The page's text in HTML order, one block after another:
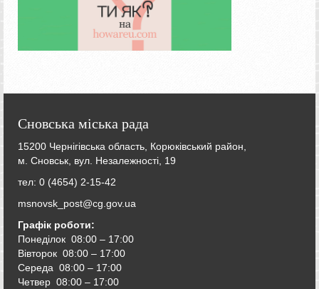
Сновська міська рада
15200 Чернігівська область, Корюківський район,
м. Сновськ, вул. Незалежності, 19
тел: 0 (4654) 2-15-42
msnovsk_post@cg.gov.ua
Графік роботи:
Понеділок 08:00 – 17:00
Вівторок 08:00 – 17:00
Середа 08:00 – 17:00
Четвер 08:00 – 17:00